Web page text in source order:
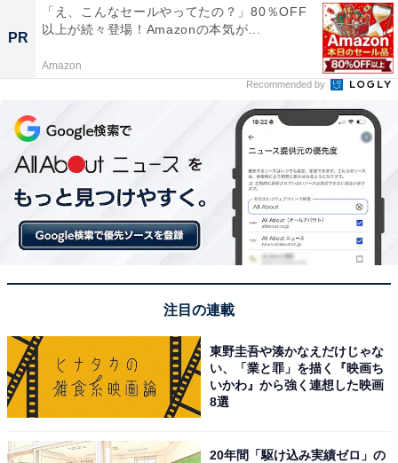
ブッフェ」の第2弾です。
フォトジェニックな「手のりメレンゲ」
奥ゆかしさと気品を備えた日本の姫君の、甘酸っぱくほ
ろ苦い初恋を抹茶で表現。餡と生クリーム、求肥という
に和の味わいが印象深い「抹茶ブラウニー」、サイズ感
PR
「え、こんなセールやってたの？」80％OFF
以上が続々登場！Amazonの本気が...
Amazon
Recommended by
注目の連載
東野圭吾や湊かなえだけじゃな
い、「業と罪」を描く『映画ち
いかわ』から強く連想した映画
8選
20年間「駆け込み実績ゼロ」の